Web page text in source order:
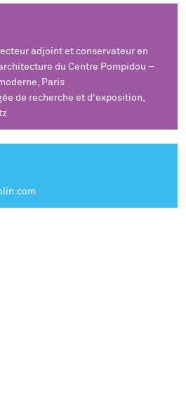
adjoint et conservateur en
du Centre Pompidou –
Paris
de recherche et d’exposition,